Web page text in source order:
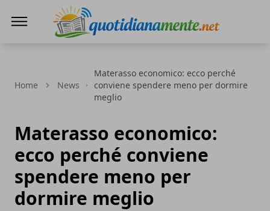
Home News
Materasso economico: ecco perché
conviene spendere meno per dormire
meglio
Materasso economico:
ecco perché conviene
spendere meno per
dormire meglio